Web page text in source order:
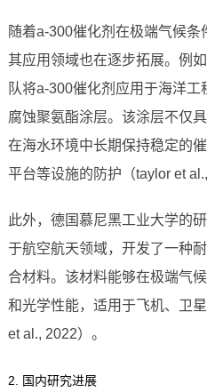
随着a-300催化剂在极端气候条
其应用领域也在逐步拓展。例
队将a-300催化剂应用于海洋
腐蚀聚氨酯涂层。该涂层不仅
在海水环境中长期保持稳定的
平台等设施的防护（taylor et al.,
此外，德国慕尼黑工业大学的
于航空航天领域，开发了一种
合材料。该材料能够在极端气
和光学性能，适用于飞机、卫
et al., 2022）。
2. 国内研究进展